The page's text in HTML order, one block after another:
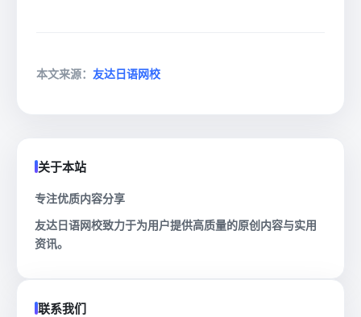
本文来源： 友达日语网校
关于本站
专注优质内容分享
友达日语网校致力于为用户提供高质量的原创内容与实用
资讯。
联系我们